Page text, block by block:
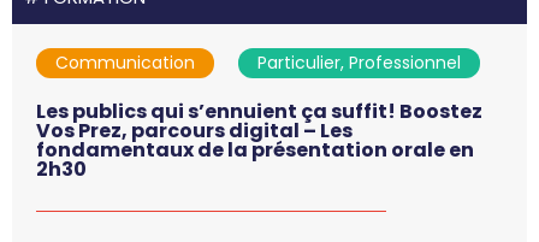
Communication Particulier, Professionnel
Les publics qui s’ennuient ça suffit! Boostez
Vos Prez, parcours digital – Les
fondamentaux de la présentation orale en
2h30